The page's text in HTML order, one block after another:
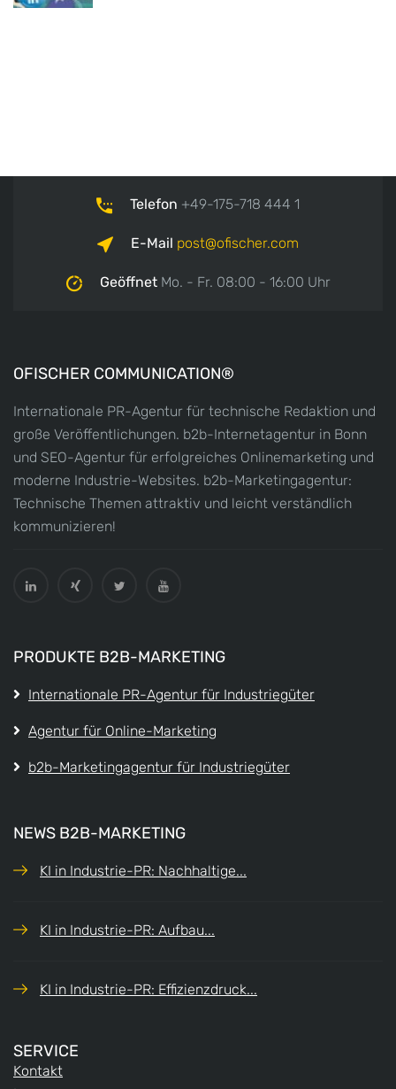
Telefon +49-175-718 444 1
E-Mail post ofischer.com
GeöffnetMo. - Fr. 08:00 - 16:00 Uhr
OFISCHER COMMUNICATION®
Internationale PR-Agentur für technische Redaktion und
große Veröffentlichungen. b2b-Internetagentur in Bonn
und SEO-Agentur für erfolgreiches Onlinemarketing und
moderne Industrie-Websites. b2b-Marketingagentur:
Technische Themen attraktiv und leicht verständlich
kommunizieren!
PRODUKTE B2B-MARKETING
Internationale PR-Agentur für Industriegüter
Agentur für Online-Marketing
b2b-Marketingagentur für Industriegüter
NEWS B2B-MARKETING
KI in Industrie-PR: Nachhaltige...
KI in Industrie-PR: Aufbau...
KI in Industrie-PR: Effizienzdruck...
SERVICE
Kontakt